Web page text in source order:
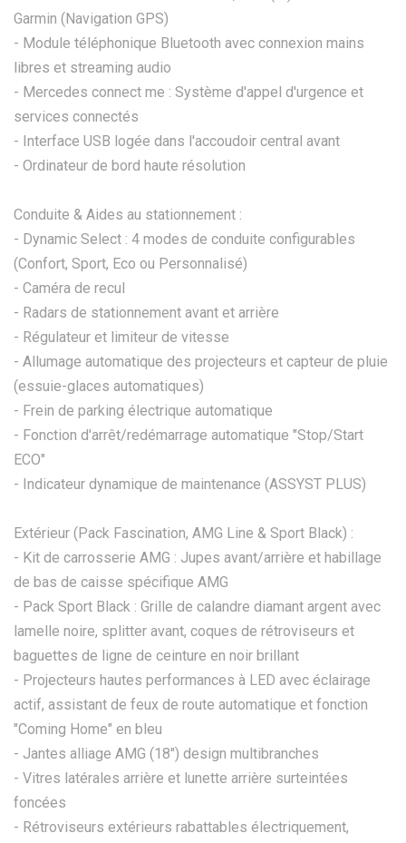
Garmin (Navigation GPS)
- Module téléphonique Bluetooth avec connexion mains
libres et streaming audio
- Mercedes connect me : Système d'appel d'urgence et
services connectés
- Interface USB logée dans l'accoudoir central avant
- Ordinateur de bord haute résolution
Conduite & Aides au stationnement :
- Dynamic Select : 4 modes de conduite configurables
(Confort, Sport, Eco ou Personnalisé)
- Caméra de recul
- Radars de stationnement avant et arrière
- Régulateur et limiteur de vitesse
- Allumage automatique des projecteurs et capteur de pluie
(essuie-glaces automatiques)
- Frein de parking électrique automatique
- Fonction d'arrêt/redémarrage automatique "Stop/Start
ECO"
- Indicateur dynamique de maintenance (ASSYST PLUS)
Extérieur (Pack Fascination, AMG Line & Sport Black) :
- Kit de carrosserie AMG : Jupes avant/arrière et habillage
de bas de caisse spécifique AMG
- Pack Sport Black : Grille de calandre diamant argent avec
lamelle noire, splitter avant, coques de rétroviseurs et
baguettes de ligne de ceinture en noir brillant
- Projecteurs hautes performances à LED avec éclairage
actif, assistant de feux de route automatique et fonction
"Coming Home" en bleu
- Jantes alliage AMG (18") design multibranches
- Vitres latérales arrière et lunette arrière surteintées
foncées
- Rétroviseurs extérieurs rabattables électriquement,